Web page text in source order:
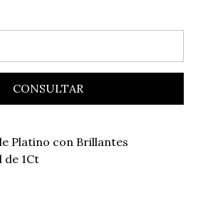
CONSULTAR
Platino con Brillantes
1Ct